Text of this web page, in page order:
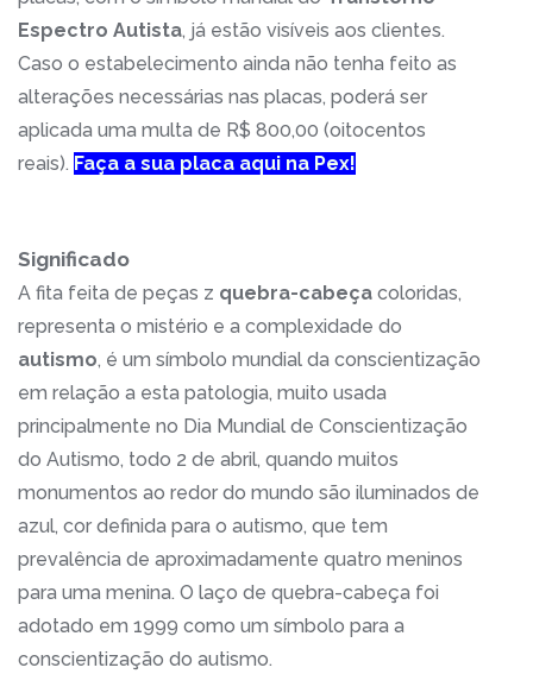
Espectro Autista, já estão visíveis aos clientes.
Caso o estabelecimento ainda não tenha feito as
alterações necessárias nas placas, poderá ser
aplicada uma multa de R$ 800,00 (oitocentos
reais). Faça a sua placa aqui na Pex!
Significado
A fita feita de peças z quebra-cabeça coloridas,
representa o mistério e a complexidade do
autismo, é um símbolo mundial da conscientização
em relação a esta patologia, muito usada
principalmente no Dia Mundial de Conscientização
do Autismo, todo 2 de abril, quando muitos
monumentos ao redor do mundo são iluminados de
azul, cor definida para o autismo, que tem
prevalência de aproximadamente quatro meninos
para uma menina. O laço de quebra-cabeça foi
adotado em 1999 como um símbolo para a
conscientização do autismo.